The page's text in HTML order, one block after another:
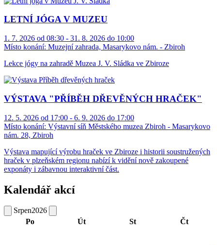
LETNÍ JÓGA V MUZEU
1. 7. 2026 od 08:30 - 31. 8. 2026 do 10:00
Místo konání: Muzejní zahrada, Masarykovo nám. - Zbiroh
Lekce jógy na zahradě Muzea J. V. Sládka ve Zbiroze
VÝSTAVA "PŘÍBĚH DŘEVĚNÝCH HRAČEK"
12. 5. 2026 od 17:00 - 6. 9. 2026 do 17:00
Místo konání: Výstavní síň Městského muzea Zbiroh - Masarykovo
nám. 28, Zbiroh
Výstava mapující výrobu hraček ve Zbiroze i historii soustružených
hraček v plzeňském regionu nabízí k vidění nově zakoupené
exponáty i zábavnou interaktivní část.
Kalendář akcí
Srpen2026
Po
Út St Čt